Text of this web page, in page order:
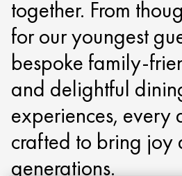
together. From
for our youngest
bespoke family-
and delightful
experiences, every
crafted to bring joy
generations.